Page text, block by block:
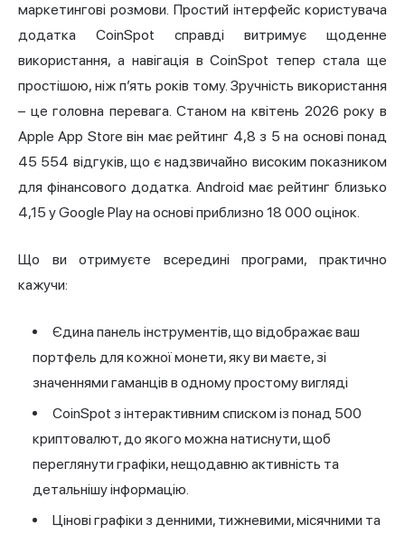
маркетингові розмови. Простий інтерфейс користувача
додатка CoinSpot справді витримує щоденне
використання, а навігація в CoinSpot тепер стала ще
простішою, ніж п’ять років тому. Зручність використання
– це головна перевага. Станом на квітень 2026 року в
Apple App Store він має рейтинг 4,8 з 5 на основі понад
45 554 відгуків, що є надзвичайно високим показником
для фінансового додатка. Android має рейтинг близько
4,15 у Google Play на основі приблизно 18 000 оцінок.
Що ви отримуєте всередині програми, практично
кажучи:
Єдина панель інструментів, що відображає ваш
портфель для кожної монети, яку ви маєте, зі
значеннями гаманців в одному простому вигляді
CoinSpot з інтерактивним списком із понад 500
криптовалют, до якого можна натиснути, щоб
переглянути графіки, нещодавню активність та
детальнішу інформацію.
Цінові графіки з денними, тижневими, місячними та